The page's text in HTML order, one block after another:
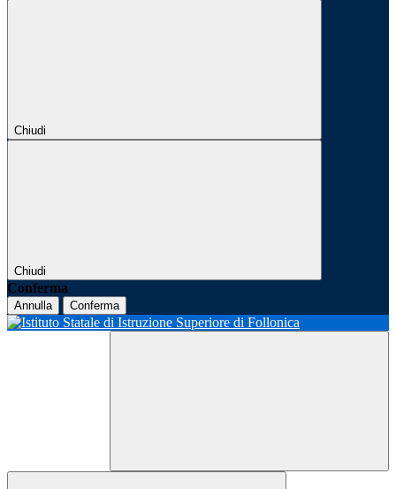
Chiudi
Chiudi
Conferma
Annulla Conferma